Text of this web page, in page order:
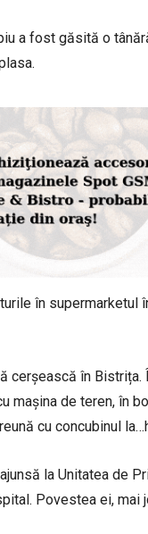
a fost găsită o
în supermarketul
în Bistrița.
mașina de teren, în
cu concubinul
la Unitatea de
Povestea ei, mai